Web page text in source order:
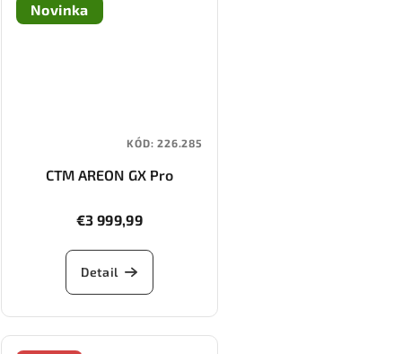
Novinka
CTM AREON GX Pro
€3 999,99
Detail
KÓD:226.285